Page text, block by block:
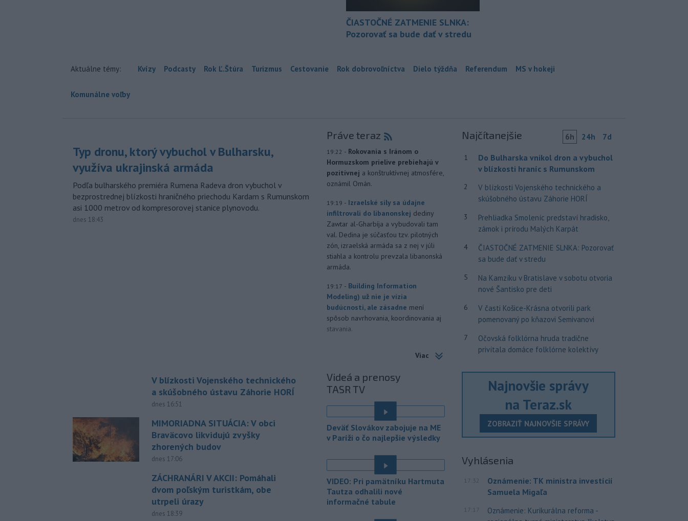
ČIASTOČNÉ ZATMENIE SLNKA:
Pozorovať sa bude dať v stredu
Aktuálne témy: Kvízy Podcasty Rok Ľ.Štúra Turizmus Cestovanie Rok dobrovoľníctva Dielo týždňa Referendum MS v hokeji
Komunálne voľby
Typ dronu, ktorý vybuchol v Bulharsku,
využíva ukrajinská armáda
Podľa bulharského premiéra Rumena Radeva dron vybuchol v
bezprostrednej blízkosti hraničného priechodu Kardam s Rumunskom
asi 1000 metrov od kompresorovej stanice plynovodu.
dnes 18:43
V blízkosti Vojenského technického
a skúšobného ústavu Záhorie HORÍ
dnes 16:51
MIMORIADNA SITUÁCIA: V obci
Braväcovo likvidujú zvyšky
zhorených budov
dnes 17:06
ZÁCHRANÁRI V AKCII: Pomáhali
dvom poľským turistkám, obe
utrpeli úrazy
dnes 18:39
Práve teraz
19:22 - Rokovania s Iránom o
Hormuzskom prielive prebiehajú v
pozitívnej a konštruktívnej atmosfére,
oznámil Omán.
19:19 - Izraelské sily sa údajne
infiltrovali do libanonskej dediny
Zawtar al-Gharbíja a vybudovali tam
val. Dedina je súčasťou tzv. pilotných
zón, izraelská armáda sa z nej v júli
stiahla a kontrolu prevzala libanonská
armáda.
19:17 - Building Information
Modeling) už nie je vízia
budúcnosti, ale zásadne mení
spôsob navrhovania, koordinovania aj
stavania.
Oblastného strediska Horskej
zasahovali za Kamenným závozom. Po
páde sa tam zranila 25-ročná
- Horskí záchranári z
Oblastného strediska Horskej
záchrannej služby (HZS) Malá Fatra
páde sa tam zranila 25-ročná
cyklistka.
18:52 - Po skončení sobotného
programu podujatia Sahara
Viac
Videá a prenosy
TASR TV
Deväť Slovákov zabojuje na ME
v Paríži o čo najlepšie výsledky
VIDEO: Pri pamätníku Hartmuta
Tautza odhalili nové
informačné tabule
Najčítanejšie 6h 24h 7d
1
Do Bulharska vnikol dron a vybuchol
v blízkosti hraníc s Rumunskom
2
V blízkosti Vojenského technického a
skúšobného ústavu Záhorie HORÍ
3
Prehliadka Smoleníc predstaví hradisko,
zámok i prírodu Malých Karpát
4
ČIASTOČNÉ ZATMENIE SLNKA: Pozorovať
sa bude dať v stredu
5
Na Kamzíku v Bratislave v sobotu otvoria
nové Šantisko pre deti
6
V časti Košice-Krásna otvorili park
pomenovaný po kňazovi Semivanovi
7
Očovská folklórna hruda tradične
privítala domáce folklórne kolektívy
Najnovšie správy
na Teraz.sk
ZOBRAZIŤ NAJNOVŠIE SPRÁVY
Vyhlásenia
17:32
Oznámenie: TK ministra investícií
Samuela Migaľa
17:17
Oznámenie: Kurikurálna reforma -